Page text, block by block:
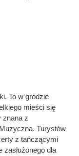
To w grodzie
mieści się
znana z
Turystów
z tańczącymi
zasłużonego dla